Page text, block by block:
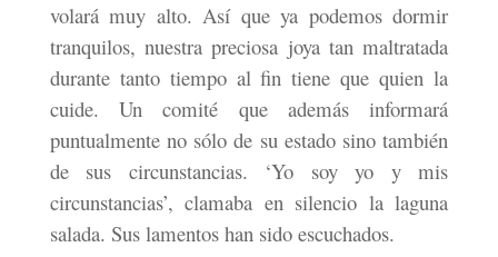
volará muy alto. Así que ya podemos dormir
tranquilos, nuestra preciosa joya tan maltratada
durante tanto tiempo al fin tiene que quien la
cuide. Un comité que además informará
puntualmente no sólo de su estado sino también
de sus circunstancias. ‘Yo soy yo y mis
circunstancias’, clamaba en silencio la laguna
salada. Sus lamentos han sido escuchados.